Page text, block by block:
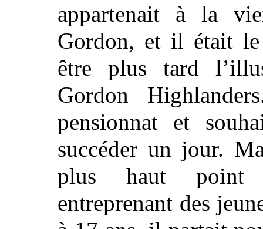
appartenait à la
Gordon, et il était
être plus tard
Gordon
pensionnat et
succéder un jour.
plus haut point
entreprenant des